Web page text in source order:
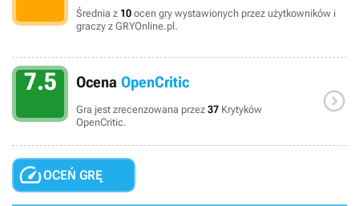
Średnia z 10 ocen gry wystawionych przez użytkowników i
graczy z GRYOnline.pl.
7.5 Ocena OpenCritic
Gra jest zrecenzowana przez 37 Krytyków
OpenCritic.

OCEŃ GRĘ